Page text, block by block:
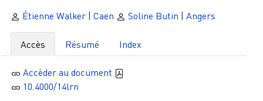
Étienne Walker| Caen Soline Butin Angers
Accès Résumé Index
Accèder au document
10.4000/14lrn